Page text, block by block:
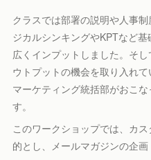
クラスでは部署の説明や人事
ジカルシンキングやKPTなど
広くインプットしました。そ
ウトプットの機会を取り入れて
マーケティング統括部がおこ
す。
このワークショップでは、カ
的とし、メールマガジンの企画